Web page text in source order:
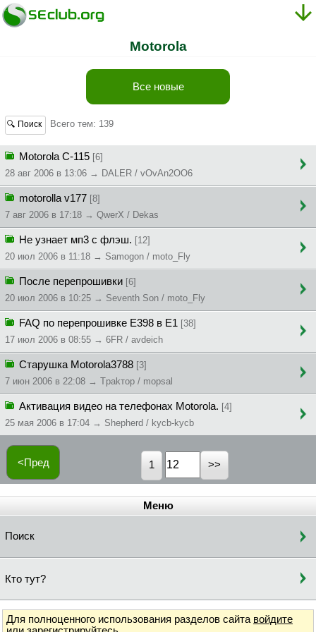
Motorola
Все новые
🔍 Поиск Всего тем: 139
Motorola C-115 [6]
28 авг 2006 в 13:06 → DALER / vOvAn2OO6
motorolla v177 [8]
7 авг 2006 в 17:18 → QwerX / Dekas
Не узнает мп3 с флэш. [12]
20 июл 2006 в 11:18 → Samogon / moto_Fly
После перепрошивки [6]
20 июл 2006 в 10:25 → Seventh Son / moto_Fly
FAQ по перепрошивке Е398 в Е1 [38]
17 июл 2006 в 08:55 → 6FR / avdeich
Старушка Motorola3788 [3]
7 июн 2006 в 22:08 → Tpakтop / mopsal
Активация видео на телефонах Motorola. [4]
25 мая 2006 в 17:04 → Shepherd / kycb-kycb
<Пред 1
Меню
Поиск
Кто тут?
Для полноценного использования разделов сайта войдите